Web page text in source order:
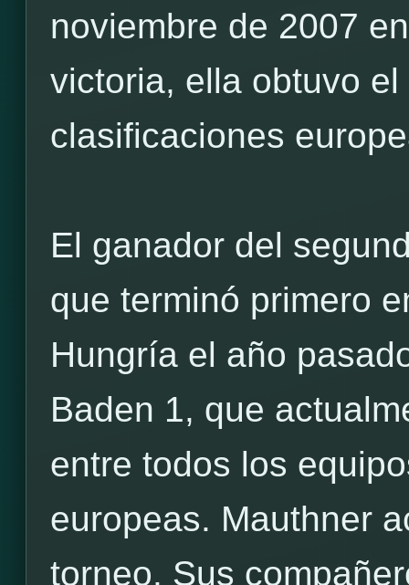
noviembre de 2007
victoria, ella obtuvo
clasificaciones
El ganador del
que terminó primero
Hungría el año
Baden 1, que
entre todos los
europeas. Mauthner
torneo. Sus